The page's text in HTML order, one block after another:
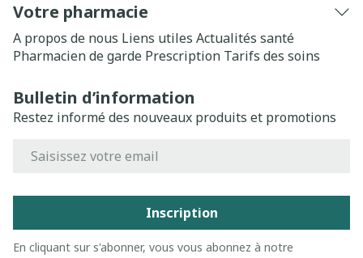
Votre pharmacie
A propos de nous Liens utiles Actualités santé
Pharmacien de garde Prescription Tarifs des soins
Bulletin d’information
Restez informé des nouveaux produits et promotions
Inscription
En cliquant sur s'abonner, vous vous abonnez à notre